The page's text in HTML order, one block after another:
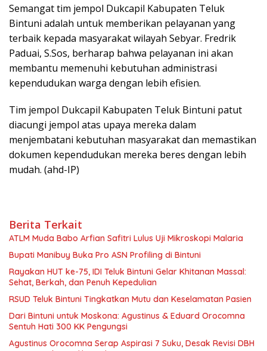
Semangat tim jempol Dukcapil Kabupaten Teluk
Bintuni adalah untuk memberikan pelayanan yang
terbaik kepada masyarakat wilayah Sebyar. Fredrik
Paduai, S.Sos, berharap bahwa pelayanan ini akan
membantu memenuhi kebutuhan administrasi
kependudukan warga dengan lebih efisien.
Tim jempol Dukcapil Kabupaten Teluk Bintuni patut
diacungi jempol atas upaya mereka dalam
menjembatani kebutuhan masyarakat dan memastikan
dokumen kependudukan mereka beres dengan lebih
mudah. (ahd-IP)
Berita Terkait
ATLM Muda Babo Arfian Safitri Lulus Uji Mikroskopi Malaria
Bupati Manibuy Buka Pro ASN Profiling di Bintuni
Rayakan HUT ke-75, IDI Teluk Bintuni Gelar Khitanan Massal:
Sehat, Berkah, dan Penuh Kepedulian
RSUD Teluk Bintuni Tingkatkan Mutu dan Keselamatan Pasien
Dari Bintuni untuk Moskona: Agustinus & Eduard Orocomna
Sentuh Hati 300 KK Pengungsi
Agustinus Orocomna Serap Aspirasi 7 Suku, Desak Revisi DBH